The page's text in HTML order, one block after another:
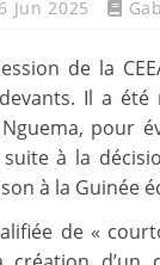
Jun 2025
de la
Il a
pour
à la
à la
de «